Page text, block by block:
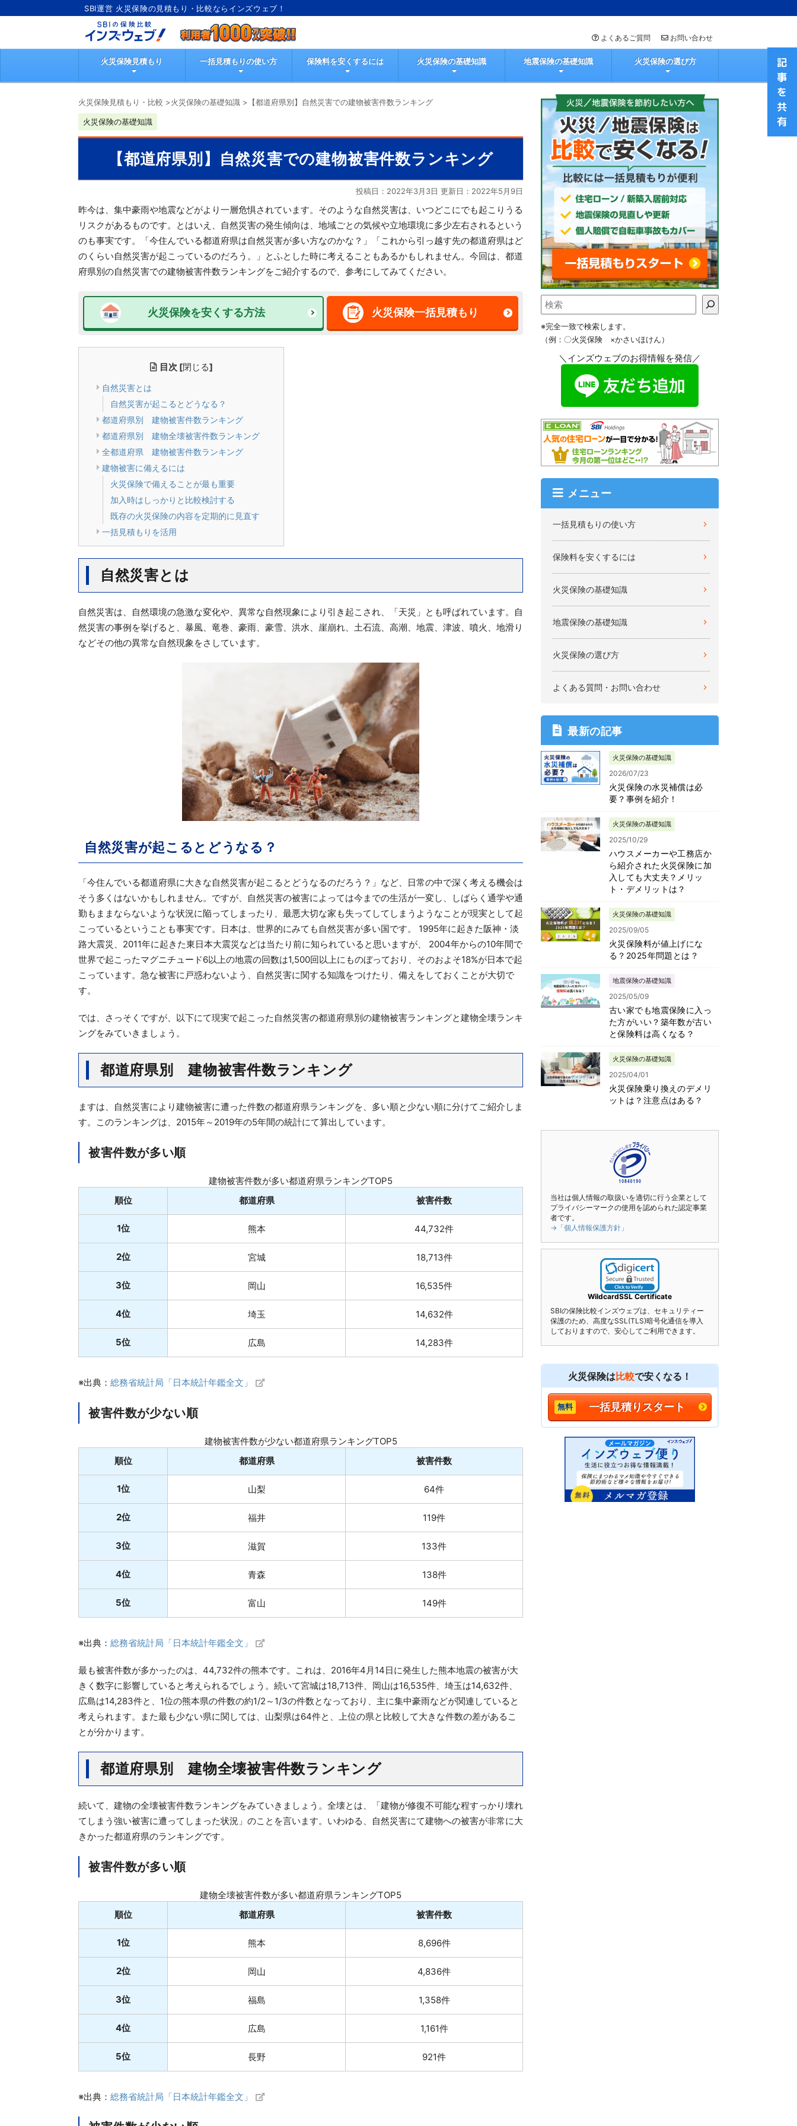
SBI運営 火災保険の見積もり・比較ならインズウェブ！
よくあるご質問 お問い合わせ
火災保険見積もり 一括見積もりの使い方 保険料を安くするには 火災保険の基礎知識 地震保険の基礎知識 火災保険の選び方
火災保険見積もり・比較 >火災保険の基礎知識 > 【都道府県別】自然災害での建物被害件数ランキング
火災保険の基礎知識
【都道府県別】自然災害での建物被害件数ランキング
投稿日：2022年3月3日 更新日： 2022年5月9日
昨今は、集中豪雨や地震などがより一層危惧されています。そのような自然災害は、いつどこにでも起こりうる
リスクがあるものです。とはいえ、自然災害の発生傾向は、地域ごとの気候や立地環境に多少左右されるという
のも事実です。「今住んでいる都道府県は自然災害が多い方なのかな？」「これから引っ越す先の都道府県はど
のくらい自然災害が起こっているのだろう。」とふとした時に考えることもあるかもしれません。今回は、都道
府県別の自然災害での建物被害件数ランキングをご紹介するので、参考にしてみてください。
火災保険を安くする方法 火災保険一括見積もり
目次 [閉じる]
自然災害とは
自然災害が起こるとどうなる？
都道府県別 建物被害件数ランキング
都道府県別 建物全壊被害件数ランキング
全都道府県 建物被害件数ランキング
建物被害に備えるには
火災保険で備えることが最も重要
加入時はしっかりと比較検討する
既存の火災保険の内容を定期的に見直す
一括見積もりを活用
自然災害とは
自然災害は、自然環境の急激な変化や、異常な自然現象により引き起こされ、「天災」とも呼ばれています。自
然災害の事例を挙げると、暴風、竜巻、豪雨、豪雪、洪水、崖崩れ、土石流、高潮、地震、津波、噴火、地滑り
などその他の異常な自然現象をさしています。
自然災害が起こるとどうなる？
「今住んでいる都道府県に大きな自然災害が起こるとどうなるのだろう？」など、日常の中で深く考える機会は
そう多くはないかもしれません。ですが、自然災害の被害によっては今までの生活が一変し、しばらく通学や通
勤もままならないような状況に陥ってしまったり、最悪大切な家も失ってしてしまうようなことが現実として起
こっているということも事実です。
日本は、世界的にみても自然災害が多い国です。 1995年に起きた阪神・淡
路大震災、2011年に起きた東日本大震災などは当たり前に知られていると思いますが、 2004年からの10年間で
世界で起こったマグニチュード6以上の地震の回数は1,500回以上にものぼっており、そのおよそ18%が日本で起
こっています。 急な被害に戸惑わないよう、自然災害に関する知識をつけたり、備えをしておくことが大切で
す。
では、さっそくですが、以下にて現実で起こった自然災害の都道府県別の建物被害ランキングと建物全壊ランキ
ングをみていきましょう。
都道府県別 建物被害件数ランキング
ますは、自然災害により建物被害に遭った件数の都道府県ランキングを、多い順と少ない順に分けてご紹介しま
す。このランキングは、2015年～2019年の5年間の統計にて算出しています。
被害件数が多い順
建物被害件数が多い都道府県ランキングTOP5
順位
都道府県 被害件数
1位 熊本 44,732件
2位 宮城 18,713件
3位 岡山 16,535件
4位 埼玉 14,632件
5位 広島 14,283件
※出典： 総務省統計局「日本統計年鑑全文」
被害件数が少ない順
建物被害件数が少ない都道府県ランキングTOP5
順位
都道府県 被害件数
1位 山梨 64件
2位 福井 119件
3位 滋賀 133件
4位 青森 138件
5位 富山 149件
※出典： 総務省統計局「日本統計年鑑全文」
最も被害件数が多かったのは、44,732件の熊本です。これは、2016年4月14日に発生した熊本地震の被害が大
きく数字に影響していると考えられるでしょう。続いて宮城は18,713件、岡山は16,535件、埼玉は14,632件、
広島は14,283件と、1位の熊本県の件数の約1/2～1/3の件数となっており、主に集中豪雨などが関連していると
考えられます。また最も少ない県に関しては、山梨県は64件と、上位の県と比較して大きな件数の差があるこ
とが分かります。
都道府県別 建物全壊被害件数ランキング
続いて、建物の全壊被害件数ランキングをみていきましょう。全壊とは、「建物が修復不可能な程すっかり壊れ
てしまう強い被害に遭ってしまった状況」のことを言います。いわゆる、自然災害にて建物への被害が非常に大
きかった都道府県のランキングです。
被害件数が多い順
建物全壊被害件数が多い都道府県ランキングTOP5
順位
都道府県 被害件数
1位 熊本 8,696件
2位 岡山 4,836件
3位 福島 1,358件
4位 広島 1,161件
5位 長野 921件
※出典： 総務省統計局「日本統計年鑑全文」
※完全一致で検索します。
（例：〇火災保険 ×かさいほけん）
＼インズウェブのお得情報を発信／
メニュー
一括見積もりの使い方
保険料を安くするには
火災保険の基礎知識
地震保険の基礎知識
火災保険の選び方
よくある質問・お問い合わせ
最新の記事
火災保険の基礎知識
2026/07/23
火災保険の水災補償は必
要？事例を紹介！
火災保険の基礎知識
2025/10/29
ハウスメーカーや工務店か
ら紹介された火災保険に加
入しても大丈夫？メリッ
ト・デメリットは？
火災保険の基礎知識
2025/09/05
火災保険料が値上げにな
る？2025年問題とは？
地震保険の基礎知識
2025/05/09
古い家でも地震保険に入っ
た方がいい？築年数が古い
と保険料は高くなる？
火災保険の基礎知識
2025/04/01
火災保険乗り換えのデメリ
ットは？注意点はある？
当社は個人情報の取扱いを適切に行う企業として
プライバシーマークの使用を認められた認定事業
者です。
→「個人情報保護方針」
WildcardSSL Certificate
SBIの保険比較インズウェブは、セキュリティー
保護のため、高度なSSL(TLS)暗号化通信を導入
しておりますので、安心してご利用できます。
火災保険は比較で安くなる！
一括見積りスタート